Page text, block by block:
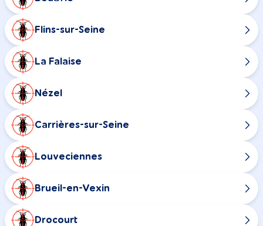
Flins-sur-Seine
La Falaise
Nézel
Carrières-sur-Seine
Louveciennes
Brueil-en-Vexin
Drocourt